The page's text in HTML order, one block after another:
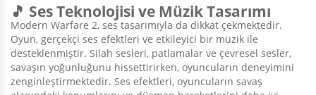
🎵 Ses Teknolojisi ve Müzik Tasarımı
Modern Warfare 2, ses tasarımıyla da dikkat çekmektedir.
Oyun, gerçekçi ses efektleri ve etkileyici bir müzik ile
desteklenmiştir. Silah sesleri, patlamalar ve çevresel sesler,
savaşın yoğunluğunu hissettirirken, oyuncuların deneyimini
zenginleştirmektedir. Ses efektleri, oyuncuların savaş